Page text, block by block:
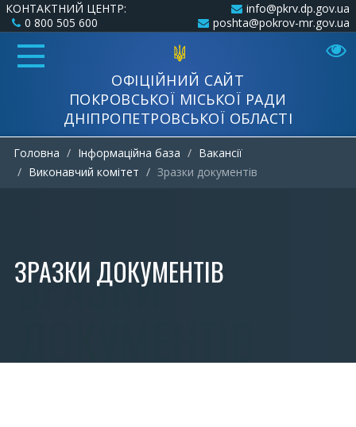
КОНТАКТНИЙ ЦЕНТР:
0 800 505 600
info@pkrv.dp.gov.ua
poshta@pokrov-mr.gov.ua
ОФІЦІЙНИЙ САЙТ
ПОКРОВСЬКОЇ МІСЬКОЇ РАДИ
ДНІПРОПЕТРОВСЬКОЇ ОБЛАСТІ
Головна Інформаційна база
Вакансії
Виконавчий комітет
Зразки документів
ЗРАЗКИ ДОКУМЕНТІВ